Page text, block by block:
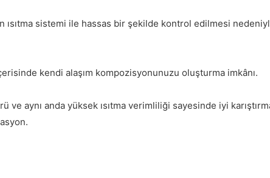
ısıtma sistemi ile hassas bir şekilde kontrol edilmesi
kendi alaşım kompozisyonunuzu oluşturma imkânı.
ve aynı anda yüksek ısıtma verimliliği sayesinde iyi